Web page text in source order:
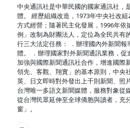
中央通訊社是中華民國的國家通訊社，
體。 經歷組織改造，1973年中央社改
方式經營；隨著民主化發展，1996年依
例」改制為財團法人，定位為全民共有
行三大法定任務： ．辦理國內外新聞
體。 ．辦理國家對外新聞通訊業務，促
加強與國際新聞通訊社合作，增進國際
領先、客觀、翔實」的基本原則，中央
英、日文即時對外發出上千則新聞、照
台灣唯一多語文新聞媒體，服務對象從
從台灣民眾延伸至全球僑胞與讀者，充
窗」。